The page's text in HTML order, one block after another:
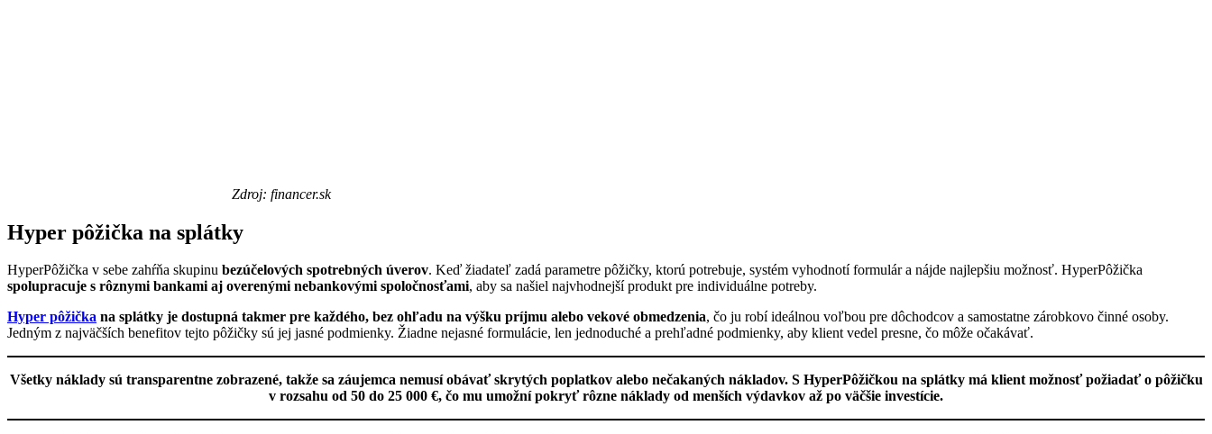
Zdroj: financer.sk
Hyper pôžička na splátky
HyperPôžička v sebe zahŕňa skupinu bezúčelových spotrebných úverov. Keď žiadateľ zadá parametre pôžičky, ktorú potrebuje, systém vyhodnotí formulár a nájde najlepšiu možnosť. HyperPôžička
spolupracuje s rôznymi bankami aj overenými nebankovými spoločnosťami, aby sa našiel najvhodnejší produkt pre individuálne potreby.
Hyper pôžička na splátky je dostupná takmer pre každého, bez ohľadu na výšku príjmu alebo vekové obmedzenia, čo ju robí ideálnou voľbou pre dôchodcov a samostatne zárobkovo činné osoby.
Jedným z najväčších benefitov tejto pôžičky sú jej jasné podmienky. Žiadne nejasné formulácie, len jednoduché a prehľadné podmienky, aby klient vedel presne, čo môže očakávať.
Všetky náklady sú transparentne zobrazené, takže sa záujemca nemusí obávať skrytých poplatkov alebo nečakaných nákladov. S HyperPôžičkou na splátky má klient možnosť požiadať o pôžičku
v rozsahu od 50 do 25 000 €, čo mu umožní pokryť rôzne náklady od menších výdavkov až po väčšie investície.